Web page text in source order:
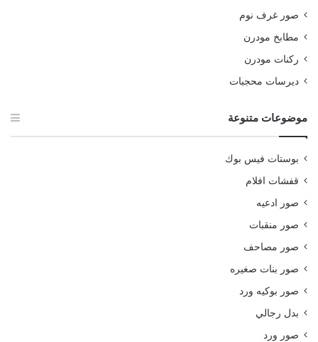
صور غرف نوم
مطابخ مودرن
ركنات مودرن
ديرسات محجبات
موضوعات متنوعة
بوستات فيس بوك
قفشات افلام
صور ادعيه
صور منقبات
صور مصاحف
صور بنات صغيره
صور بوكيه ورد
بدل رجالي
صور ورد